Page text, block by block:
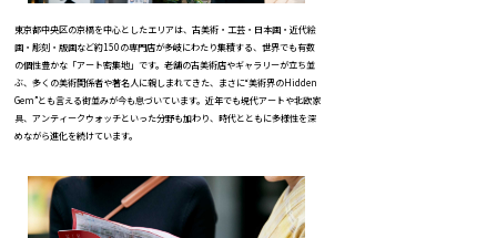
東京都中央区の京橋を中心としたエリアは、古美術・工芸・日本画・近代絵
画・彫刻・版画など約150の専門店が多岐にわたり集積する、世界でも有数
の個性豊かな「アート密集地」です。老舗の古美術店やギャラリーが立ち並
ぶ、多くの美術関係者や著名人に親しまれてきた、まさに“美術界のHidden
Gem”とも言える街並みが今も息づいています。近年でも現代アートや北欧家
具、アンティークウォッチといった分野も加わり、時代とともに多様性を深
めながら進化を続けています。